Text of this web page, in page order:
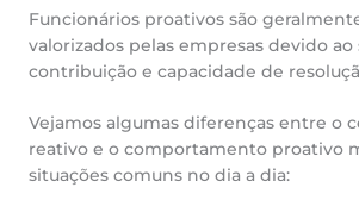
Funcionários proativos são
valorizados pelas empresas devido
contribuição e capacidade de
Vejamos algumas diferenças entre o
reativo e o comportamento proativo
situações comuns no dia a dia: